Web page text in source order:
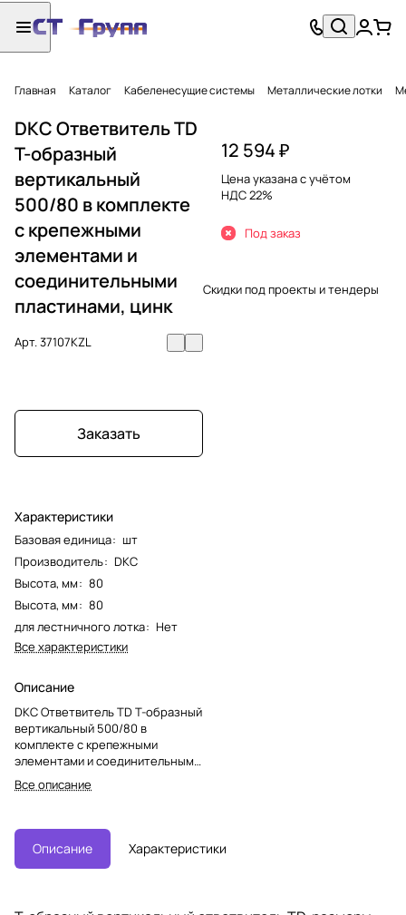
Главная Каталог Кабеленесущие системы Металлические лотки
DKC Ответвитель TD
Т-образный
вертикальный
500/80 в комплекте
с крепежными
элементами и
соединительными
пластинами, цинк
Арт.37107KZL
Заказать
Характеристики
Базовая единица: шт
Производитель: DKC
Высота, мм: 80
Высота, мм: 80
для лестничного лотка: Нет
Все характеристики
Описание
DKC Ответвитель TD Т-образный
вертикальный 500/80 в
комплекте с крепежными
элементами и соединительными
пластинами, цинк-ламельный
Все описание
12 594 ₽
Цена указана с учётом
НДС 22%
Под заказ
Скидки под проекты и тендеры
Описание Характеристики